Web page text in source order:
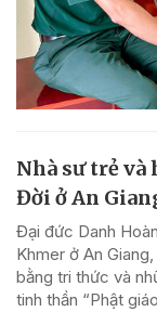
Nhà sư trẻ
Đời ở An
Đại đức Danh
Khmer ở An
bằng tri thức và
tinh thần “Phật